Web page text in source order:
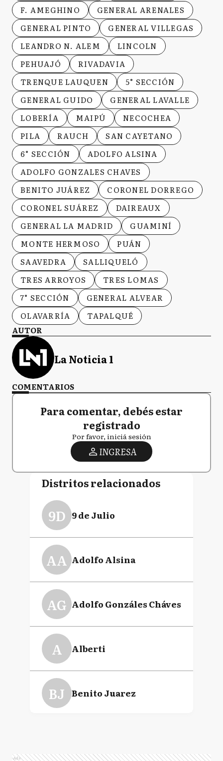
F. AMEGHINO
GENERAL ARENALES
GENERAL PINTO
GENERAL VILLEGAS
LEANDRO N. ALEM
LINCOLN
PEHUAJÓ
RIVADAVIA
TRENQUE LAUQUEN
5° SECCIÓN
GENERAL GUIDO
GENERAL LAVALLE
LOBERÍA
MAIPÚ
NECOCHEA
PILA
RAUCH
SAN CAYETANO
6° SECCIÓN
ADOLFO ALSINA
ADOLFO GONZALES CHAVES
BENITO JUÁREZ
CORONEL DORREGO
CORONEL SUÁREZ
DAIREAUX
GENERAL LA MADRID
GUAMINÍ
MONTE HERMOSO
PUÁN
SAAVEDRA
SALLIQUELÓ
TRES ARROYOS
TRES LOMAS
7° SECCIÓN
GENERAL ALVEAR
OLAVARRÍA
TAPALQUÉ
AUTOR
La Noticia 1
COMENTARIOS
Para comentar, debés estar
registrado
Por favor, iniciá sesión
INGRESA
Distritos relacionados
9D 9 de Julio
AA Adolfo Alsina
AG Adolfo Gonzáles Cháves
A Alberti
BJ Benito Juarez
Ads